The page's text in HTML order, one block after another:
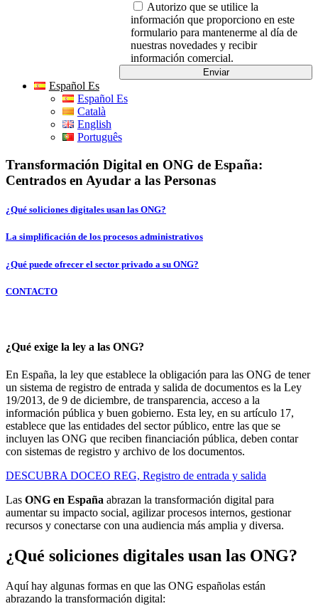
Autorizo que se utilice la
información que proporciono en este
formulario para mantenerme al día de
nuestras novedades y recibir
información comercial.
Español Es
Español Es
Català
English
Português
Transformación Digital en ONG de España:
Centrados en Ayudar a las Personas
¿Qué soliciones digitales usan las ONG?
La simplificación de los procesos administrativos
¿Qué puede ofrecer el sector privado a su ONG?
CONTACTO
¿Qué exige la ley a las ONG?
En España, la ley que establece la obligación para las ONG de tener
un sistema de registro de entrada y salida de documentos es la Ley
19/2013, de 9 de diciembre, de transparencia, acceso a la
información pública y buen gobierno. Esta ley, en su artículo 17,
establece que las entidades del sector público, entre las que se
incluyen las ONG que reciben financiación pública, deben contar
con sistemas de registro y archivo de los documentos.
DESCUBRA DOCEO REG, Registro de entrada y salida
Las ONG en España abrazan la transformación digital para
aumentar su impacto social, agilizar procesos internos, gestionar
recursos y conectarse con una audiencia más amplia y diversa.
¿Qué soliciones digitales usan las ONG?
Aquí hay algunas formas en que las ONG españolas están
abrazando la transformación digital: